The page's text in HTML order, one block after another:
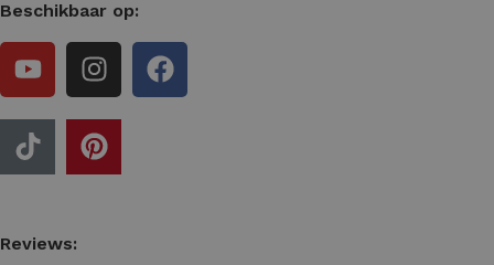
Beschikbaar op:
Reviews: